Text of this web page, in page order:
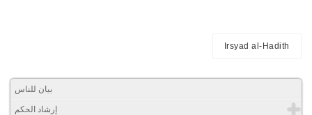
Irsyad al-Hadith
بيان للناس
إرشاد الحكم